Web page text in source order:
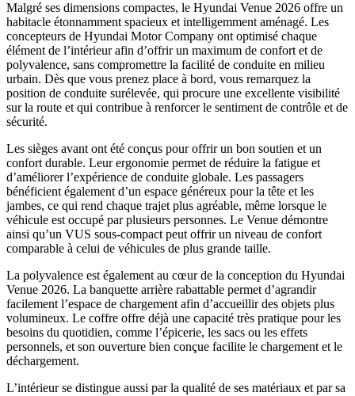
Malgré ses dimensions compactes, le Hyundai Venue 2026 offre un
habitacle étonnamment spacieux et intelligemment aménagé. Les
concepteurs de Hyundai Motor Company ont optimisé chaque
élément de l’intérieur afin d’offrir un maximum de confort et de
polyvalence, sans compromettre la facilité de conduite en milieu
urbain. Dès que vous prenez place à bord, vous remarquez la
position de conduite surélevée, qui procure une excellente visibilité
sur la route et qui contribue à renforcer le sentiment de contrôle et de
sécurité.
Les sièges avant ont été conçus pour offrir un bon soutien et un
confort durable. Leur ergonomie permet de réduire la fatigue et
d’améliorer l’expérience de conduite globale. Les passagers
bénéficient également d’un espace généreux pour la tête et les
jambes, ce qui rend chaque trajet plus agréable, même lorsque le
véhicule est occupé par plusieurs personnes. Le Venue démontre
ainsi qu’un VUS sous-compact peut offrir un niveau de confort
comparable à celui de véhicules de plus grande taille.
La polyvalence est également au cœur de la conception du Hyundai
Venue 2026. La banquette arrière rabattable permet d’agrandir
facilement l’espace de chargement afin d’accueillir des objets plus
volumineux. Le coffre offre déjà une capacité très pratique pour les
besoins du quotidien, comme l’épicerie, les sacs ou les effets
personnels, et son ouverture bien conçue facilite le chargement et le
déchargement.
L’intérieur se distingue aussi par la qualité de ses matériaux et par sa